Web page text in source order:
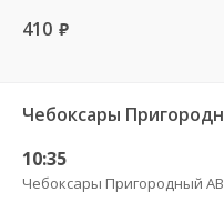
410 руб.
10:35
Чебоксары Пригородный АВ